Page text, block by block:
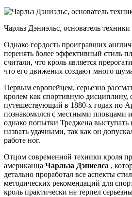
Чарльз Дэниэльс, основатель
Однако гордость проигравших
перенять более эффективный стиль
считали, что кроль является
что его движения создают много
Первым европейцем, серьезно
кролем как спортивную дисциплину,
путешествующий в 1880-х годах по
познакомился с местными пловцами
однако попытки Треджена выступать
назвать удачными, так как он
работе ног.
Отцом современной техники кроля
американца Чарльза Дэниелса ,
детально проработал все аспекты
методических рекомендаций для
кроль практически не терпел